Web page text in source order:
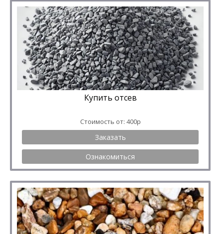
Купить отсев
Стоимость от: 400р
Заказать
Ознакомиться